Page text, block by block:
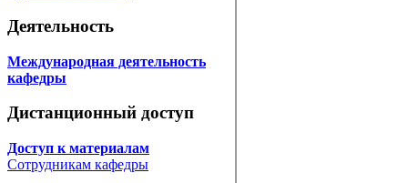
Деятельность
Международная деятельность
кафедры
Дистанционный доступ
Доступ к материалам
Сотрудникам кафедры